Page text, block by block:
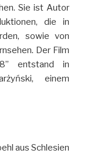
Sie ist Autor
die in
sowie von
Der Film
entstand in
einem
aus Schlesien